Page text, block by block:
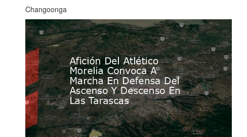
Changoonga